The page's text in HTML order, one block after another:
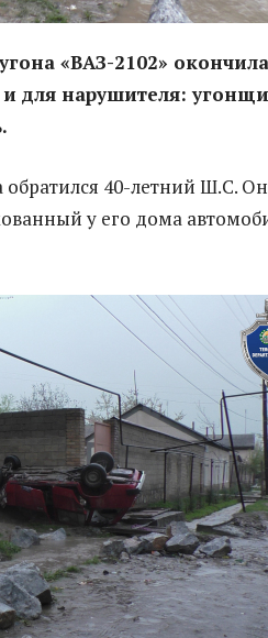
«ВАЗ-2102»
для нарушителя:
обратился 40-летний Ш.С. Он
у его дома